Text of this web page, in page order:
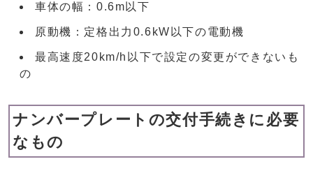
車体の幅：0.6m以下
原動機：定格出力0.6kW以下の電動機
最高速度20km/h以下で設定の変更ができないも
の
ナンバープレートの交付手続きに必要
なもの